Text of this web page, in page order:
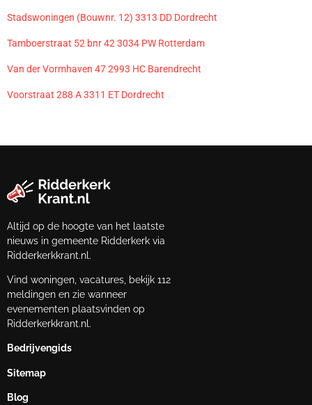
Stadswoningen (Bouwnr. 12) 3313 DD Dordrecht
Tamboerstraat 52 bnr 42 3034 PW Rotterdam
Van der Vormhaven 47 2993 HC Barendrecht
Voorstraat 288 A 3311 ET Dordrecht
Altijd op de hoogte van het laatste
nieuws in gemeente Ridderkerk via
Ridderkerkkrant.nl.
Vind woningen, vacatures, bekijk 112
meldingen en zie wanneer
evenementen plaatsvinden op
Ridderkerkkrant.nl.
Bedrijvengids
Sitemap
Blog